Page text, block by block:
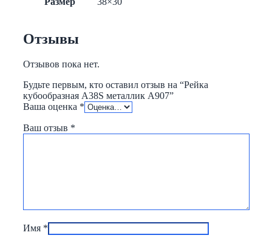
Отзывы
Отзывов пока нет.
Будьте первым, кто оставил отзыв на “Рейка
кубообразная A38S металлик А907”
Ваша оценка *
Ваш отзыв *
Имя *